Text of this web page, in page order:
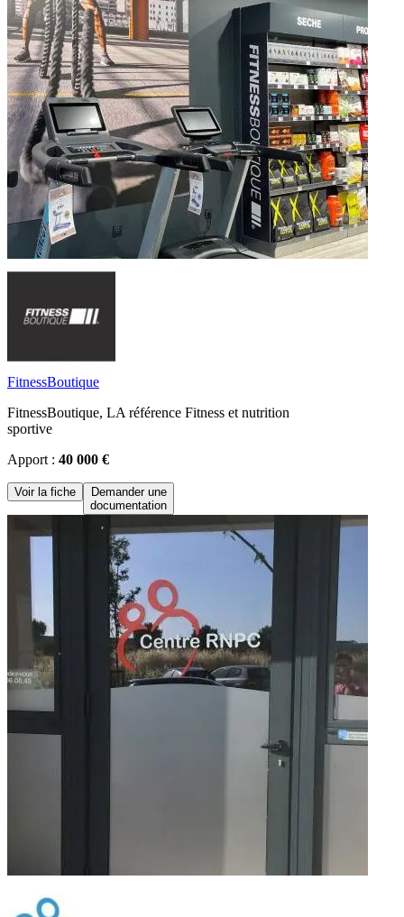
FitnessBoutique
FitnessBoutique, LA référence Fitness et nutrition
sportive
Apport : 40 000 €
Voir la fiche
Demander une
documentation